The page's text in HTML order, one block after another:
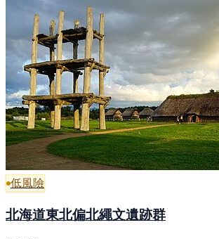
低風險
北海道東北偏北繩文遺跡群